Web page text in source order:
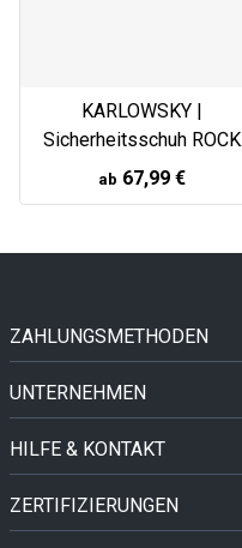
KARLOWSKY |
Sicherheitsschuh ROCK
CHEF® STEP 7
ab 67,99 €
ZAHLUNGSMETHODEN
UNTERNEHMEN
HILFE & KONTAKT
ZERTIFIZIERUNGEN